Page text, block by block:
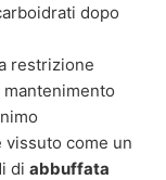
dopo
restrizione
come un
di abbuffata